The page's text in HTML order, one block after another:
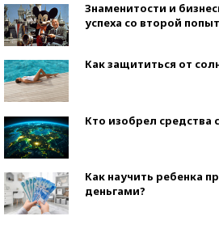
Знаменитости и
успеха со второй
Как защититься от
Кто изобрел средства
Как научить ребенка
деньгами?